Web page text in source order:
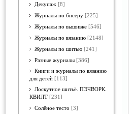
Декупаж [8]
Журналы по бисеру [225]
Журналы по вышивке [546]
Журналы по вязанию [2148]
Журналы по шитью [241]
Разные журналы [386]
Книги и журналы по вязанию
для детей [113]
Лоскутное шитьё. ПЭЧВОРК.
КВИЛТ [231]
Солёное тесто [3]